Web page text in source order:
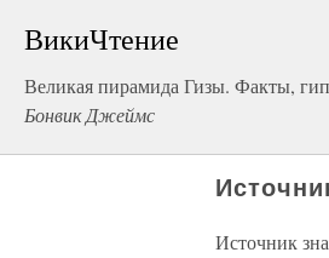
ВикиЧтение
Великая пирамида Гизы. Факты,
Бонвик Джеймс
Источник